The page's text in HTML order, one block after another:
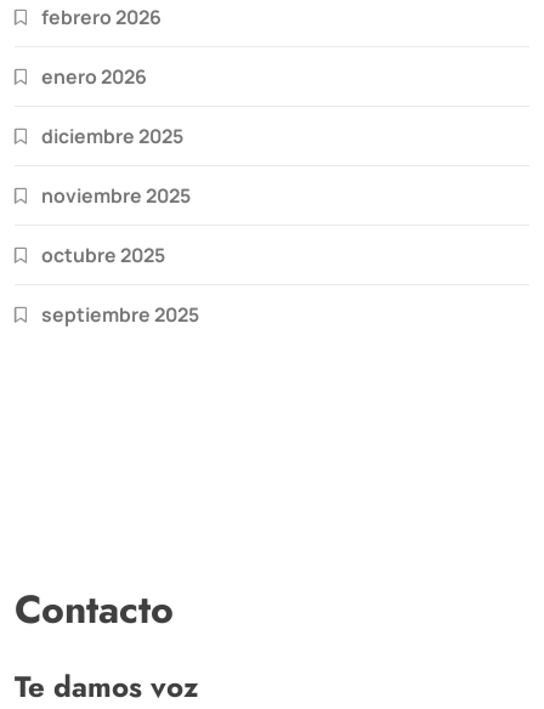
febrero 2026
enero 2026
diciembre 2025
noviembre 2025
octubre 2025
septiembre 2025
Contacto
Te damos voz